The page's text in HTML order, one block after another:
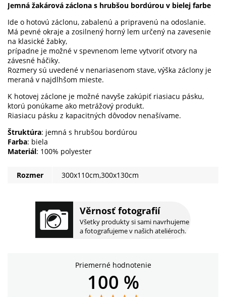
Věrnosť fotografií
Všetky produkty si sami navrhujeme
a fotografujeme v našich ateliéroch.
Jemná žakárová záclona s hrubšou bordúrou v bielej farbe
Ide o hotovú záclonu, zabalenú a pripravenú na odoslanie.
Má pevné okraje a zosilnený horný lem určený na zavesenie
na klasické žabky,
prípadne je možné v spevnenom leme vytvoriť otvory na
závesné háčiky.
Rozmery sú uvedené v nenariasenom stave, výška záclony je
meraná v najdlhšom mieste.
K hotovej záclone je možné navyše zakúpiť riasiacu pásku,
ktorú ponúkame ako metrážový produkt.
Riasiacu pásku z kapacitných dôvodov nenašívame.
Štruktúra: jemná s hrubšou bordúrou
Farba: biela
Materiál: 100% polyester
Rozmer 300x110cm,300x130cm
Priemerné hodnotenie
100 %